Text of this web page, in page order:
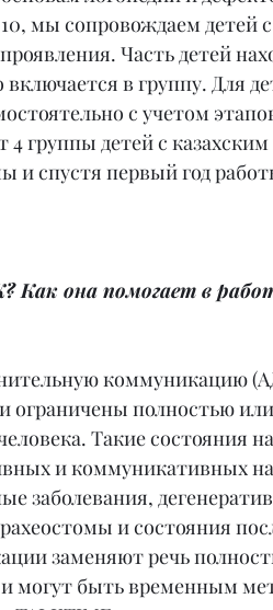
10, мы сопровождаем
Часть детей
в группу. Для
с учетом
группы детей с
и спустя первый год
Как она помогает в
коммуникацию
ограничены полностью
Такие состояния
и коммуникативных
заболевания,
и состояния
заменяют речь
могут быть временным